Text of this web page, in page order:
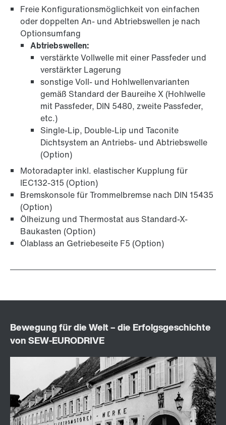
Freie Konfigurationsmöglichkeit von einfachen
oder doppelten An- und Abtriebswellen je nach
Optionsumfang
Abtriebswellen:
verstärkte Vollwelle mit einer Passfeder und
verstärkter Lagerung
sonstige Voll- und Hohlwellenvarianten
gemäß Standard der Baureihe X (Hohlwelle
mit Passfeder, DIN 5480, zweite Passfeder,
etc.)
Single-Lip, Double-Lip und Taconite
Dichtsystem an Antriebs- und Abtriebswelle
(Option)
Motoradapter inkl. elastischer Kupplung für
IEC132-315 (Option)
Bremskonsole für Trommelbremse nach DIN 15435
(Option)
Ölheizung und Thermostat aus Standard-X-
Baukasten (Option)
Ölablass an Getriebeseite F5 (Option)